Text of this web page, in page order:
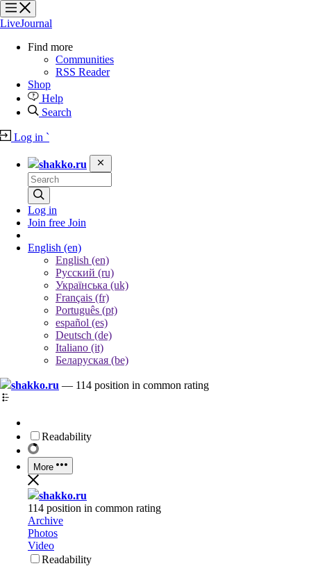
?
?
?
?
LiveJournal
Find more
Communities
RSS Reader
Shop
Help
Search
Log in `
shakko.ru
Log in
Join free Join
English (en)
English (en)
Русский (ru)
Українська (uk)
Français (fr)
Português (pt)
español (es)
Deutsch (de)
Italiano (it)
Беларуская (be)
shakko.ru — 114 position in common rating
Readability
More
shakko.ru
114 position in common rating
Archive
Photos
Video
Readability